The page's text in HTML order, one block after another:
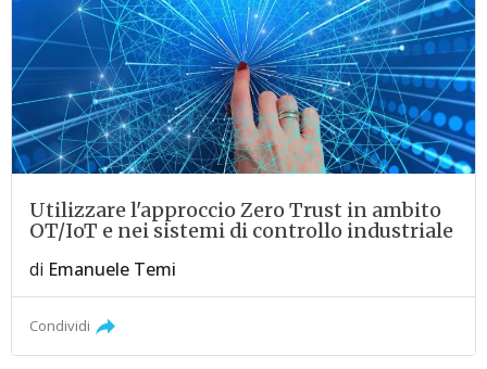
Utilizzare l'approccio Zero Trust in ambito
OT/IoT e nei sistemi di controllo industriale
di Emanuele Temi
Condividi